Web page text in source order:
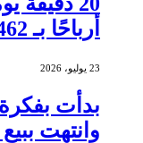
أرباحًا بـ 462 ألف دولار من الشموع
23 يوليو، 2026
بدأت
وانتهت ببيع